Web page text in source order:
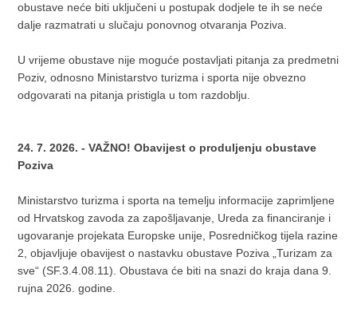
obustave neće biti uključeni u postupak dodjele te ih se neće
dalje razmatrati u slučaju ponovnog otvaranja Poziva.
U vrijeme obustave nije moguće postavljati pitanja za predmetni
Poziv, odnosno Ministarstvo turizma i sporta nije obvezno
odgovarati na pitanja pristigla u tom razdoblju.
24. 7. 2026. - VAŽNO! Obavijest o produljenju obustave
Poziva
Ministarstvo turizma i sporta na temelju informacije zaprimljene
od Hrvatskog zavoda za zapošljavanje, Ureda za financiranje i
ugovaranje projekata Europske unije, Posredničkog tijela razine
2, objavljuje obavijest o nastavku obustave Poziva „Turizam za
sve“ (SF.3.4.08.11). Obustava će biti na snazi do kraja dana 9.
rujna 2026. godine.